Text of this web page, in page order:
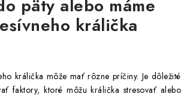
päty alebo máme
králička
králička môže mať rôzne príčiny. Je dôležité
faktory, ktoré môžu králička stresovať alebo